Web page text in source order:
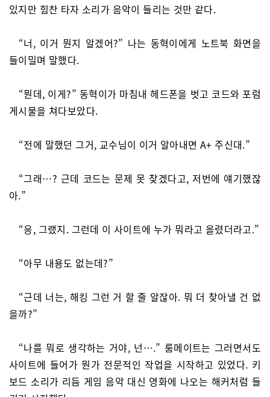
있지만 힘찬 타자 소리가 음악이 들리는 것만 같다.
“너, 이거 뭔지 알겠어?” 나는 동혁이에게 노트북 화면을
들이밀며 말했다.
“뭔데, 이게?” 동혁이가 마침내 헤드폰을 벗고 코드와 포럼
게시물을 쳐다보았다.
“전에 말했던 그거, 교수님이 이거 알아내면 A+ 주신대.”
“그래…? 근데 코드는 문제 못 찾겠다고, 저번에 얘기했잖
아.”
“응, 그랬지. 그런데 이 사이트에 누가 뭐라고 올렸더라고.”
“아무 내용도 없는데?”
“근데 너는, 해킹 그런 거 할 줄 알잖아. 뭐 더 찾아낼 건 없
을까?”
“나를 뭐로 생각하는 거야, 넌….” 룸메이트는 그러면서도
사이트에 들어가 뭔가 전문적인 작업을 시작하고 있었다. 키
보드 소리가 리듬 게임 음악 대신 영화에 나오는 해커처럼 들